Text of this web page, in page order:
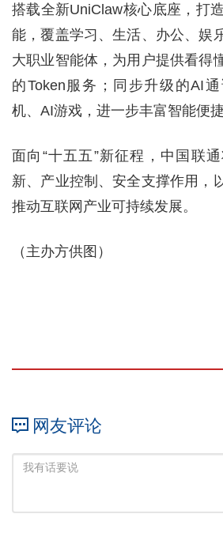
搭载全新UniClaw核心底座，打
能，覆盖学习、生活、办公、娱
大职业智能体，为用户提供看得
的Token服务；同步升级的AI
机、AI游戏，进一步丰富智能便
面向“十五五”新征程，中国联
新、产业控制、安全支撑作用，
推动互联网产业可持续发展。
（主办方供图）
网友评论